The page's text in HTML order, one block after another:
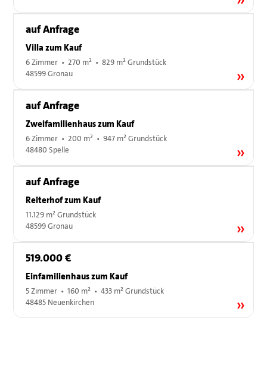
auf Anfrage
Villa zum Kauf
6 Zimmer • 270 m² • 829 m² Grundstück
48599 Gronau
auf Anfrage
Zweifamilienhaus zum Kauf
6 Zimmer • 200 m² • 947 m² Grundstück
48480 Spelle
auf Anfrage
Reiterhof zum Kauf
11.129 m² Grundstück
48599 Gronau
519.000 €
Einfamilienhaus zum Kauf
5 Zimmer • 160 m² • 433 m² Grundstück
48485 Neuenkirchen